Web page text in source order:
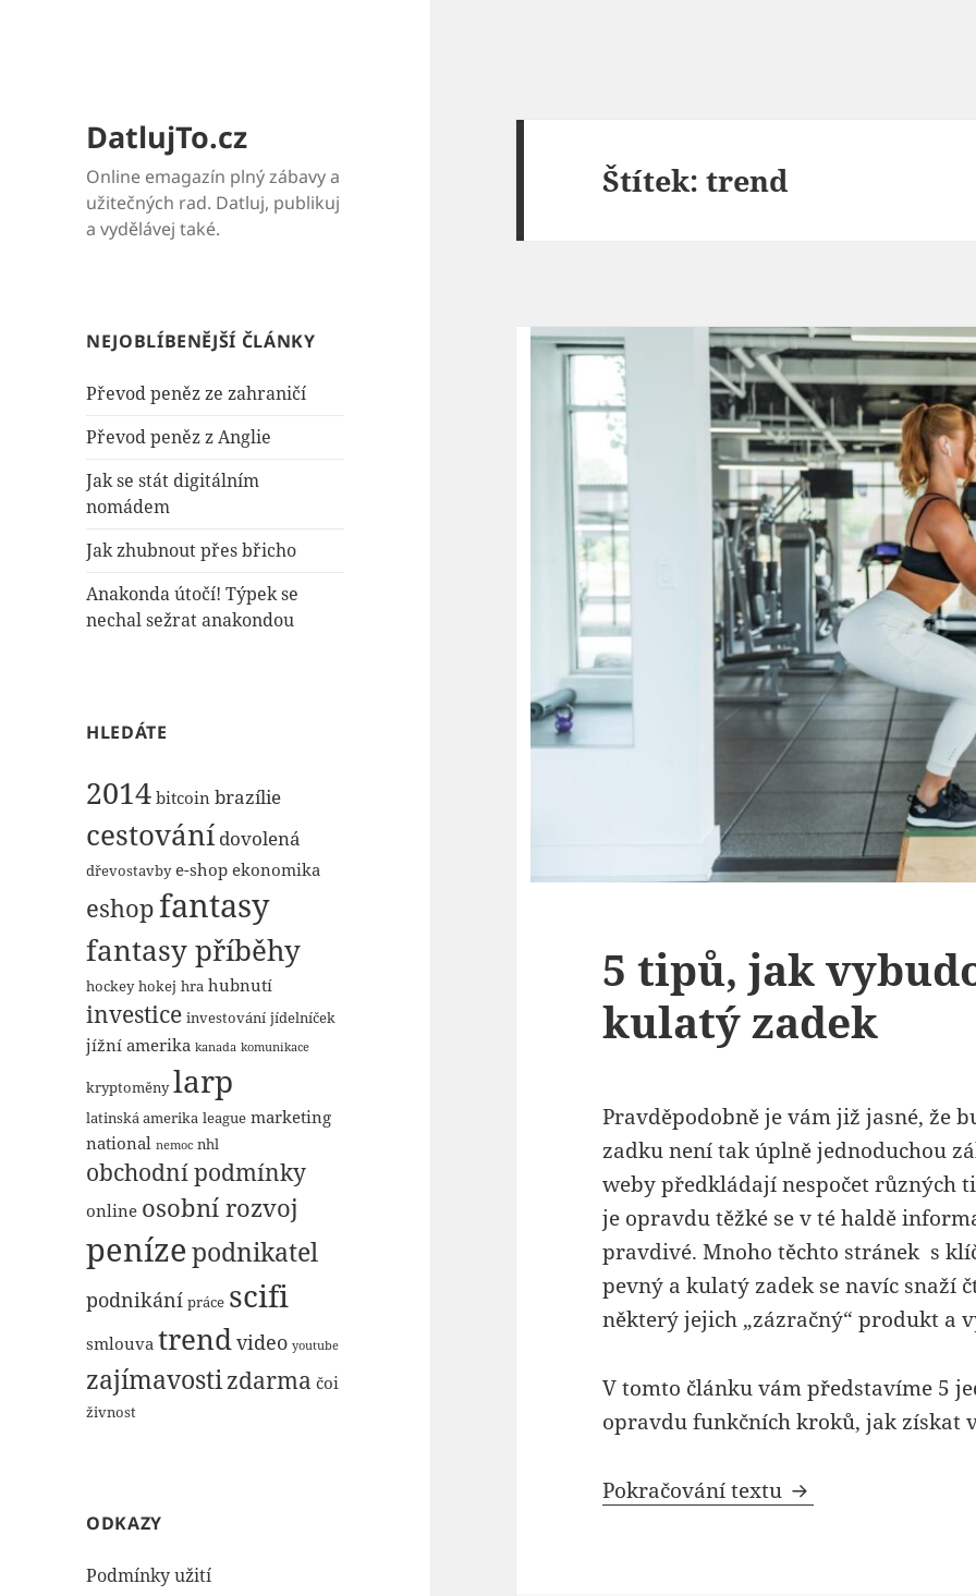
DatlujTo.cz
Online emagazín plný zábavy a
užitečných rad. Datluj, publikuj
a vydělávej také.
NEJOBLÍBENĚJŠÍ ČLÁNKY
Převod peněz ze zahraničí
Převod peněz z Anglie
Jak se stát digitálním
nomádem
Jak zhubnout přes břicho
Anakonda útočí! Týpek se
nechal sežrat anakondou
HLEDÁTE
2014 bitcoin brazílie
cestování dovolená
dřevostavby e-shop ekonomika
eshopfantasy
fantasy příběhy
hockey hokej hra hubnutí
investice investování jídelníček
jížní amerika kanada komunikace
kryptoměny larp
latinská amerika league marketing
national nemoc nhl
obchodní podmínky
online osobní rozvoj
penízepodnikatel
podnikání práce scifi
smlouva trendvideo youtube
zajímavostizdarma čoi
živnost
ODKAZY
Podmínky užití
Štítek:trend
5 tipů, jak
kulatý zadek
Pravděpodobně je vám již jasné, že
zadku není tak úplně jednoduchou
weby předkládají nespočet různých
je opravdu těžké se v té haldě
pravdivé. Mnoho těchto stránek s
pevný a kulatý zadek se navíc snaží
některý jejich „zázračný“ produkt a
V tomto článku vám představíme 5
opravdu funkčních kroků, jak získat
Pokračování textu 5 tipů, jak